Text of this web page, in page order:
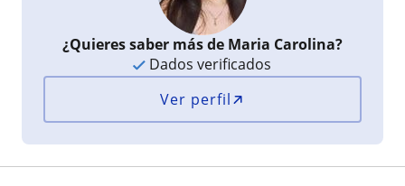
¿Quieres saber más de Maria Carolina?
Dados verificados
Ver perfil